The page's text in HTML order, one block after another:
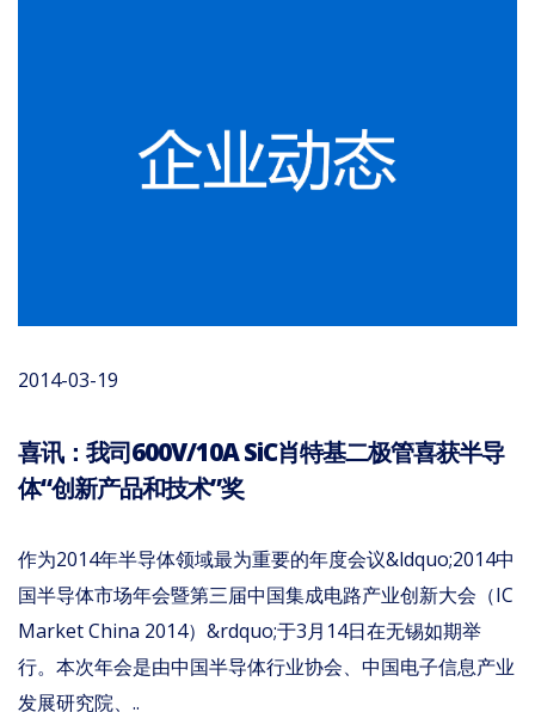
2014-03-19
喜讯：我司600V/10A SiC肖特基二极管喜获半导
体“创新产品和技术”奖
作为2014年半导体领域最为重要的年度会议&ldquo;2014中
国半导体市场年会暨第三届中国集成电路产业创新大会（IC
Market China 2014）&rdquo;于3月14日在无锡如期举
行。本次年会是由中国半导体行业协会、中国电子信息产业
发展研究院、..